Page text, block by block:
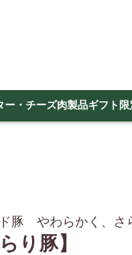
ー・チーズ肉製品ギフト
豚 やわらかく、さ
り豚】